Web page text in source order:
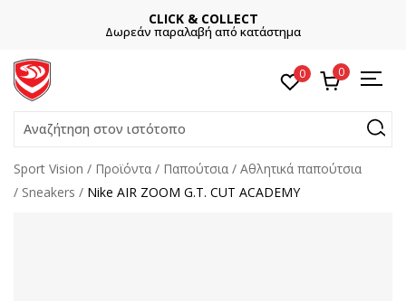
CLICK & COLLECT
Δωρεάν παραλαβή από κατάστημα
0 0
Αναζήτηση στον ιστότοπο
Sport Vision Προϊόντα Παπούτσια
Αθλητικά παπούτσια
Sneakers
Nike AIR ZOOM G.T. CUT ACADEMY